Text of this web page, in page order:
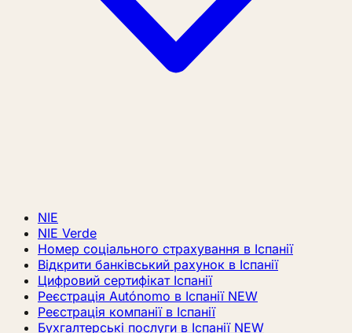
NIE
NIE Verde
Номер соціального страхування в Іспанії
Відкрити банківський рахунок в Іспанії
Цифровий сертифікат Іспанії
Реєстрація Autónomo в Іспанії NEW
Реєстрація компанії в Іспанії
Бухгалтерські послуги в Іспанії NEW